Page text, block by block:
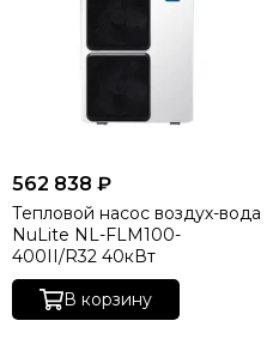
562 838 ₽
Тепловой насос воздух-вода
NuLite NL-FLM100-
400II/R32 40кВт
В корзину